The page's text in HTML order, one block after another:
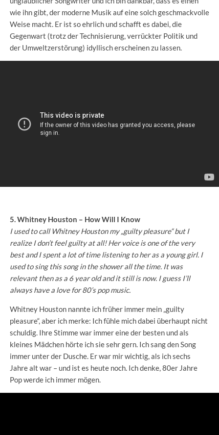
wie ihn gibt, der moderne Musik auf eine solch geschmackvolle
Weise macht. Er ist so ehrlich und schafft es dabei, die
Gegenwart (trotz der Technisierung, verrückter Politik und
der Umweltzerstörung) idyllisch erscheinen zu lassen.
5. Whitney Houston – How Will I Know
I used to call Whitney Houston my „guilty pleasure“ but I
realize I don’t feel guilty at all! Her voice is one of the very
best and I spent a lot of time listening to her as a young girl. I
used to sing this song in the shower all the time. It was
relevant then as a 6 year old and it still is now. I guess I’ll
always have a love for 80’s pop music.
Whitney Houston nannte ich früher immer mein „guilty
pleasure“, aber ich merke: Ich fühle mich dabei überhaupt nicht
schuldig. Ihre Stimme war immer eine der besten und als
kleines Mädchen hörte ich sie sehr gern. Ich sang den Song
immer unter der Dusche. Er war mir wichtig, als ich sechs
Jahre alt war – und ist es heute noch. Ich denke, 80er Jahre
Pop werde ich immer mögen.